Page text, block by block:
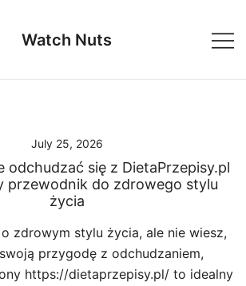
Watch Nuts
July 25, 2026
odchudzać się z DietaPrzepisy.pl
przewodnik do zdrowego stylu
życia
zdrowym stylu życia, ale nie wiesz,
przygodę z odchudzaniem,
https://dietaprzepisy.pl/ to idealny